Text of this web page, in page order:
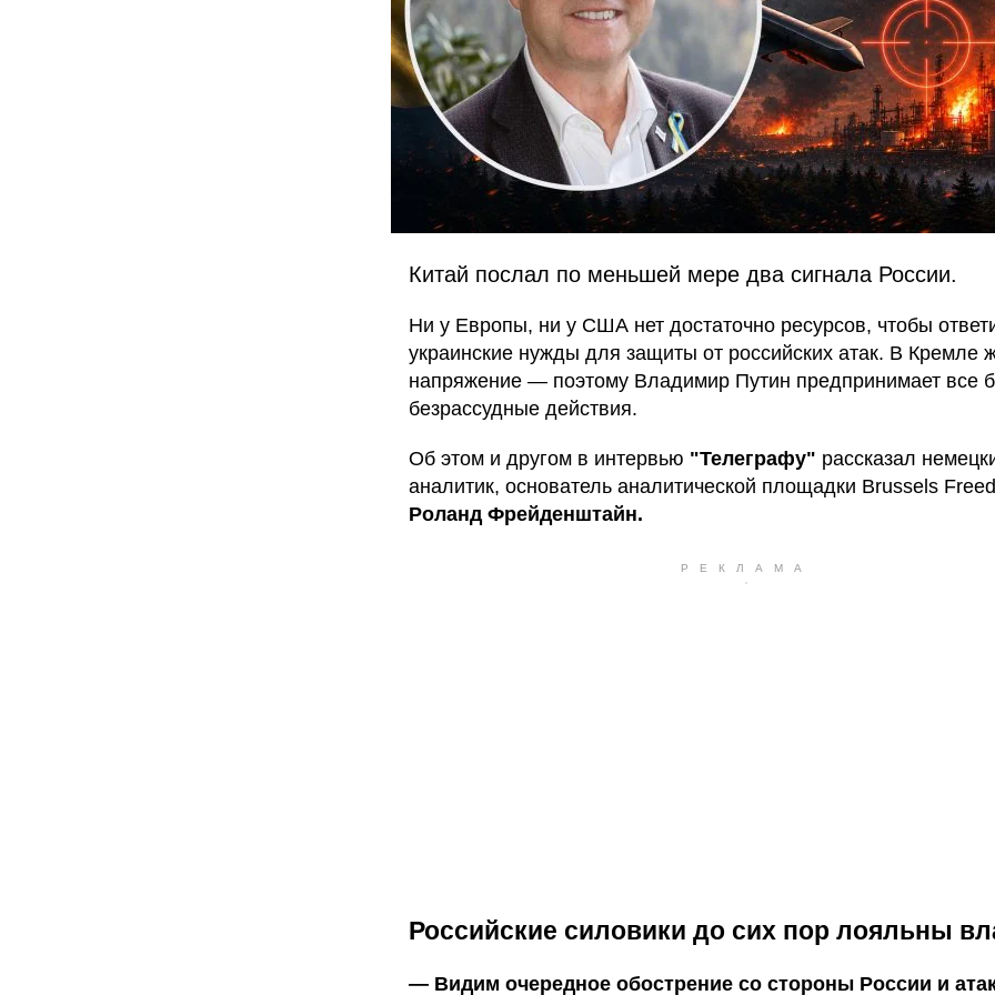
Китай послал по меньшей мере два сигнала России.
Ни у Европы, ни у США нет достаточно ресурсов, чтобы
украинские нужды для защиты от российских атак. В Кремле
напряжение — поэтому Владимир Путин предпринимает все
безрассудные действия.
Об этом и другом в интервью "Телеграфу" рассказал
аналитик, основатель аналитической площадки Brussels
Роланд Фрейденштайн.
Российские силовики до сих пор лояльны
— Видим очередное обострение со стороны России и